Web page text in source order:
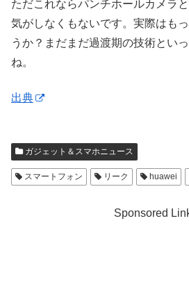
ただこれならパンチホールカメラ
気がしなくもないです。実際はも
うか？まだまだ過渡期の技術とい
ね。
出典
ガジェット＆スマホニュース
スマートフォン リーク huawei
Sponsored